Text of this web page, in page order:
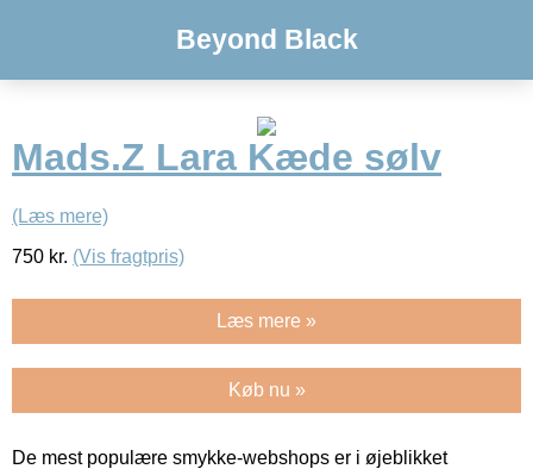
Beyond Black
Mads.Z Lara Kæde sølv
(Læs mere)
750 kr. (Vis fragtpris)
Læs mere »
Køb nu »
De mest populære smykke-webshops er i øjeblikket